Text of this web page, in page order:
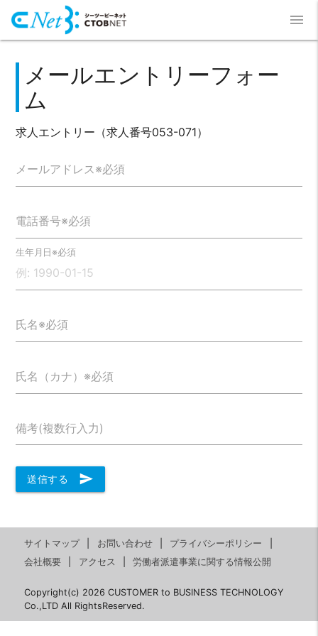
menu
メールエントリーフォー
ム
求人エントリー（求人番号053-071）
メールアドレス※必須
電話番号※必須
生年月日※必須
氏名※必須
氏名（カナ）※必須
備考(複数行入力)
送信する send
サイトマップ お問い合わせ
プライバシーポリシー
会社概要
アクセス 労働者派遣事業に関する情報公開
Copyright(c) 2026 CUSTOMER to BUSINESS TECHNOLOGY
Co.,LTD All RightsReserved.